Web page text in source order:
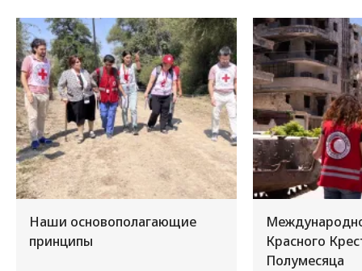
Наши основополагающие
принципы
Красного
Полумесяца